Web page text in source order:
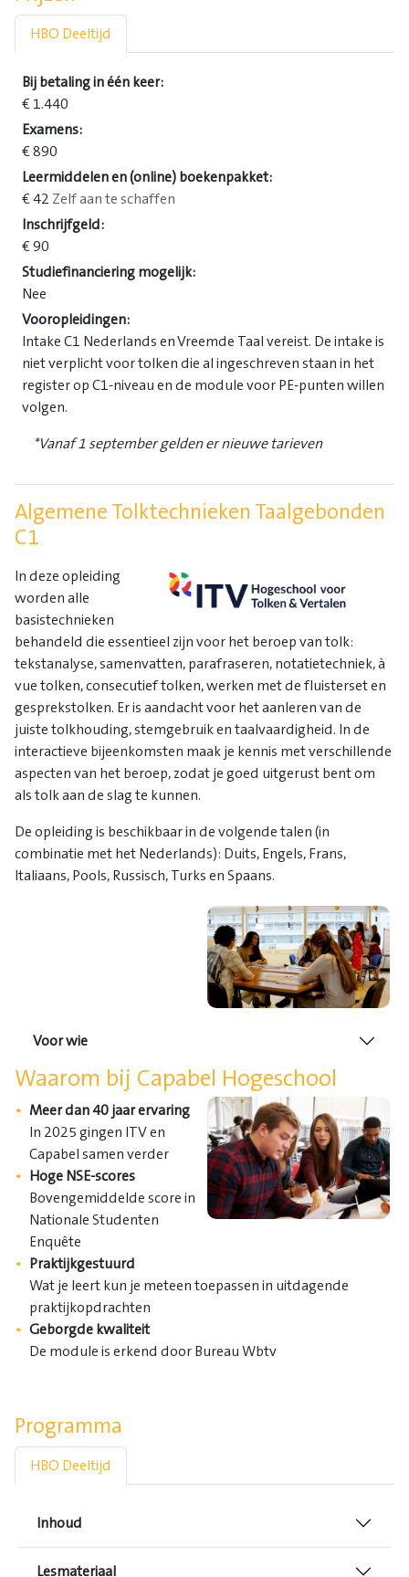
HBO Deeltijd
Bij betaling in één keer:
€ 1.440
Examens:
€ 890
Leermiddelen en (online) boekenpakket:
€ 42 Zelf aan te schaffen
Inschrijfgeld:
€ 90
Studiefinanciering mogelijk:
Nee
Vooropleidingen:
Intake C1 Nederlands en Vreemde Taal vereist. De intake is
niet verplicht voor tolken die al ingeschreven staan in het
register op C1-niveau en de module voor PE-punten willen
volgen.
*Vanaf 1 september gelden er nieuwe tarieven
Algemene Tolktechnieken Taalgebonden
C1
In deze opleiding
worden alle
basistechnieken
behandeld die essentieel zijn voor het beroep van tolk:
tekstanalyse, samenvatten, parafraseren, notatietechniek, à
vue tolken, consecutief tolken, werken met de fluisterset en
gesprekstolken. Er is aandacht voor het aanleren van de
juiste tolkhouding, stemgebruik en taalvaardigheid. In de
interactieve bijeenkomsten maak je kennis met verschillende
aspecten van het beroep, zodat je goed uitgerust bent om
als tolk aan de slag te kunnen.
De opleiding is beschikbaar in de volgende talen (in
combinatie met het Nederlands): Duits, Engels, Frans,
Italiaans, Pools, Russisch, Turks en Spaans.
Voor wie
Waarom bij Capabel Hogeschool
Meer dan 40 jaar ervaring
In 2025 gingen ITV en
Capabel samen verder
Hoge NSE-scores
Bovengemiddelde score in
Nationale Studenten
Enquête
Praktijkgestuurd
Wat je leert kun je meteen toepassen in uitdagende
praktijkopdrachten
Geborgde kwaliteit
De module is erkend door Bureau Wbtv
Programma
HBO Deeltijd
Inhoud
Lesmateriaal